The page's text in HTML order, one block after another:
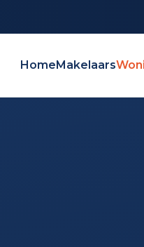
HomeMakelaars